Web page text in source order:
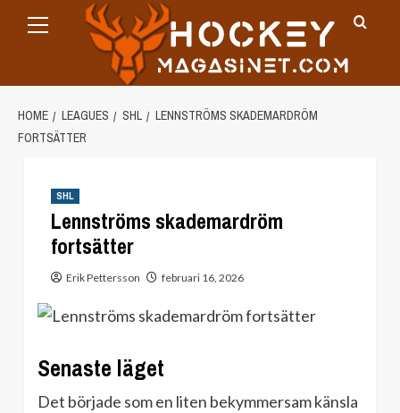
Menu
HOME LEAGUES SHL
LENNSTRÖMS SKADEMARDRÖM
FORTSÄTTER
SHL
Lennströms skademardröm
fortsätter
Erik Pettersson februari 16, 2026
Senaste läget
Det började som en liten bekymmersam känsla